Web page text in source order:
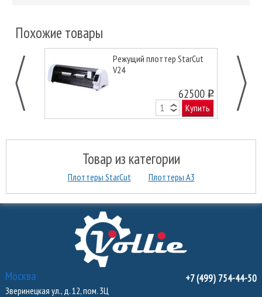
Похожие товары
Режущий плоттер StarCut
V24
62500 o
Купить
Товар из категории
Плоттеры StarCut Плоттеры А3
Москва
Зверинецкая ул., д. 12, пом. 3Ц
+7 (499) 754-44-50